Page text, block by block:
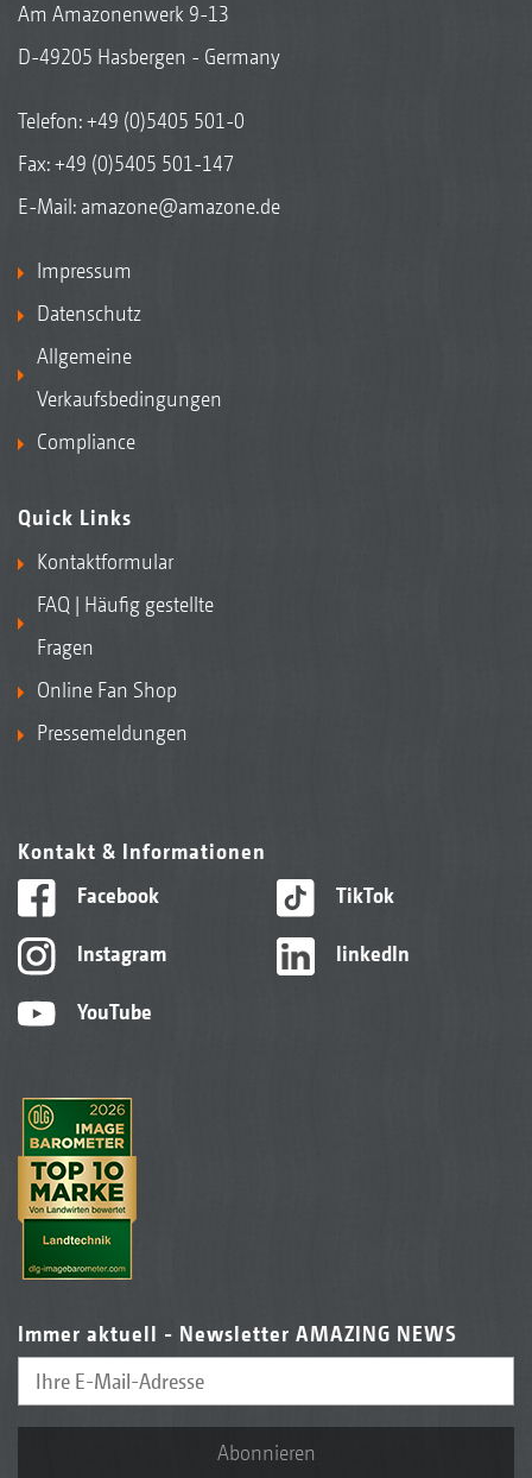
Am Amazonenwerk 9-13
D-49205 Hasbergen - Germany
Telefon:+49 (0)5405 501-0
Fax: +49 (0)5405 501-147
E-Mail: amazone@amazone.de
Impressum
Datenschutz
Allgemeine
Verkaufsbedingungen
Compliance
Quick Links
Kontaktformular
FAQ | Häufig gestellte
Fragen
Online Fan Shop
Pressemeldungen
Kontakt & Informationen
Facebook
Instagram
YouTube
TikTok
linkedIn
Immer aktuell - Newsletter AMAZING NEWS
Abonnieren